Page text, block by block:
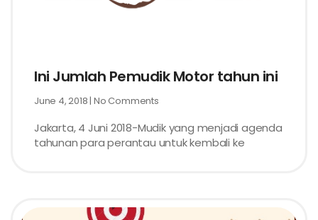
Ini Jumlah Pemudik Motor tahun ini
June 4, 2018 No Comments
Jakarta, 4 Juni 2018-Mudik yang menjadi agenda
tahunan para perantau untuk kembali ke